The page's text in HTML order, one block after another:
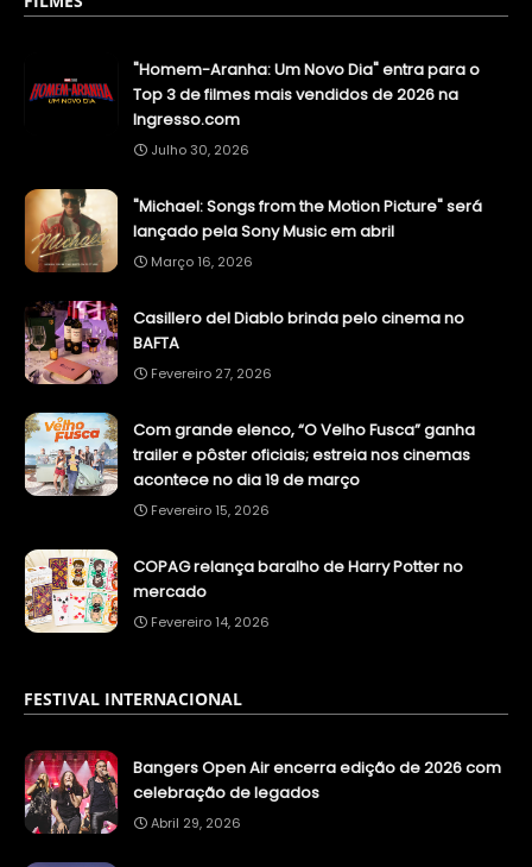
"Homem-Aranha: Um Novo Dia" entra para o
Top 3 de filmes mais vendidos de 2026 na
Ingresso.com
Julho 30, 2026
"Michael: Songs from the Motion Picture" será
lançado pela Sony Music em abril
Março 16, 2026
Casillero del Diablo brinda pelo cinema no
BAFTA
Fevereiro 27, 2026
Com grande elenco, “O Velho Fusca” ganha
trailer e pôster oficiais; estreia nos cinemas
acontece no dia 19 de março
Fevereiro 15, 2026
COPAG relança baralho de Harry Potter no
mercado
Fevereiro 14, 2026
FESTIVAL INTERNACIONAL
Bangers Open Air encerra edição de 2026 com
celebração de legados
Abril 29, 2026